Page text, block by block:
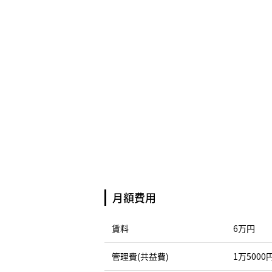
月額費用
賃料 6万円
管理費(共益費) 1万5000